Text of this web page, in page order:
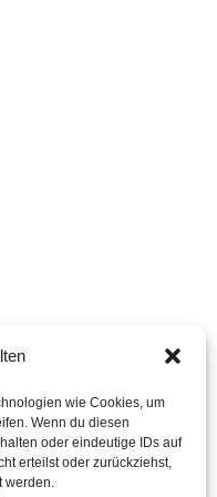
wie Cookies, um
Wenn du diesen
oder eindeutige IDs auf
erteilst oder zurückziehst,
werden.